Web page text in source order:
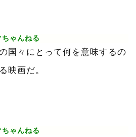
ゃんねる
国々にとって何を意味するの
映画だ。
ゃんねる